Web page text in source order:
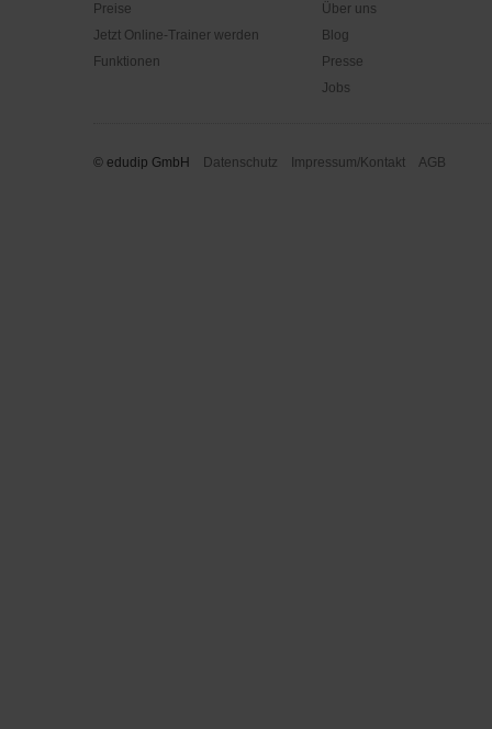
Preise
Jetzt Online-Trainer werden
Funktionen
Über uns
Blog
Presse
Jobs
© edudip GmbH Datenschutz Impressum/Kontakt AGB